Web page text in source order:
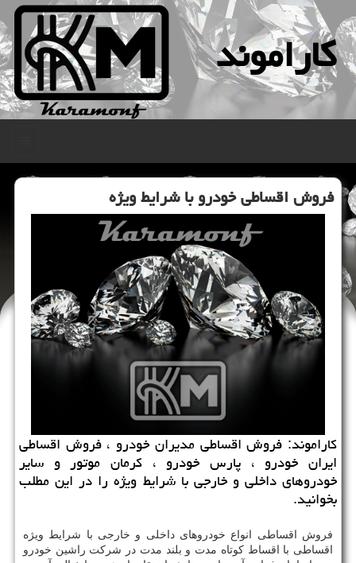
كاراموند
فروش اقساطی خودرو با شرایط ویژه
كاراموند: فروش اقساطی مدیران خودرو ، فروش اقساطی
ایران خودرو ، پارس خودرو ، كرمان موتور و سایر
خودروهای داخلی و خارجی با شرایط ویژه را در این مطلب
بخوانید.
فروش اقساطی انواع خودروهای داخلی و خارجی با شرایط ویژه
اقساطی با اقساط کوتاه مدت و بلند مدت در شرکت راشین خودرو